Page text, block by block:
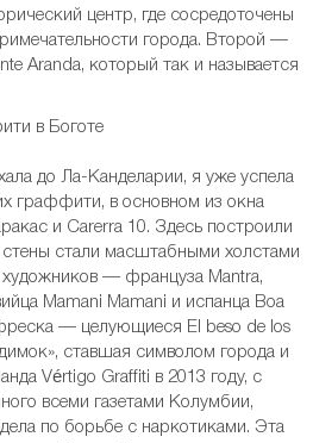
центр, где сосредоточены
города. Второй —
Aranda, который так и называется
до Ла-Канделарии, я уже успела
граффити, в основном из окна
и Carerra 10. Здесь построили
стали масштабными холстами
— француза Mantra,
Mamani Mamani и испанца Boa
— целующиеся El beso de los
ставшая символом города и
Vértigo Graffiti в 2013 году, с
всеми газетами Колумбии,
по борьбе с наркотиками. Эта